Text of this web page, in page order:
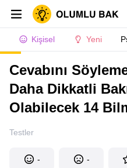
Kişisel Yeni
Cevabını
Daha Dikkatli
Olabilecek 14
Testler
- -